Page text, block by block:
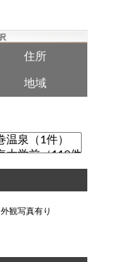
住所
地域
外観写真有り